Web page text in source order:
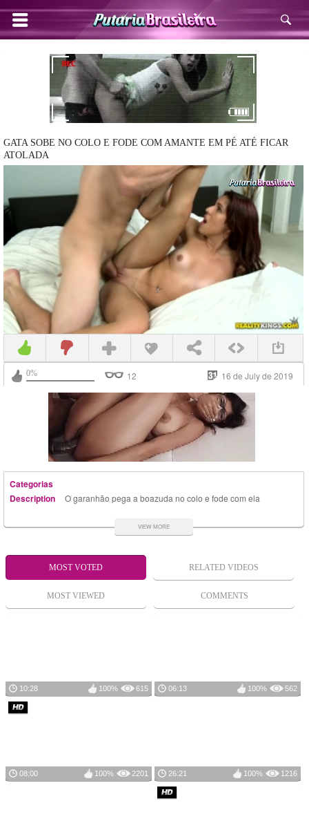
GATA SOBE NO COLO E FODE COM AMANTE EM PÉ ATÉ FICAR
ATOLADA
0% 12 16 de July de 2019
Categorias
Description
O garanhão pega a boazuda no colo e fode com ela
louca transa ardente. A mulher transa de ladinho e
leva muita fincada no cuzinho apertado e delicioso.
VIEW MORE
MOST VOTED RELATED VIDEOS
MOST VIEWED COMMENTS
10:28 615
100% 06:13 562
100%
08:00 2201
100% 26:21 1216
100%